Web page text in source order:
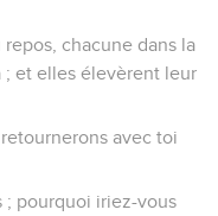
chacune dans la
; et elles élevèrent leur
avec toi
; pourquoi iriez-vous